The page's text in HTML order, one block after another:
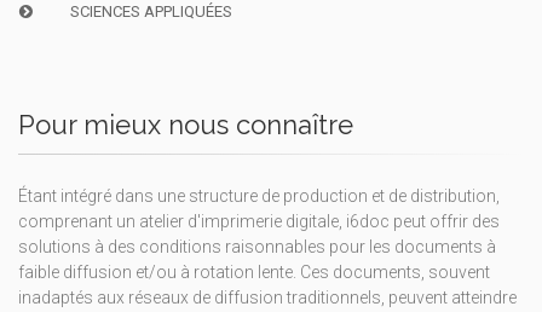
SCIENCES APPLIQUÉES
Pour mieux nous connaître
Étant intégré dans une structure de production et de distribution,
comprenant un atelier d'imprimerie digitale, i6doc peut offrir des
solutions à des conditions raisonnables pour les documents à
faible diffusion et/ou à rotation lente. Ces documents, souvent
inadaptés aux réseaux de diffusion traditionnels, peuvent atteindre